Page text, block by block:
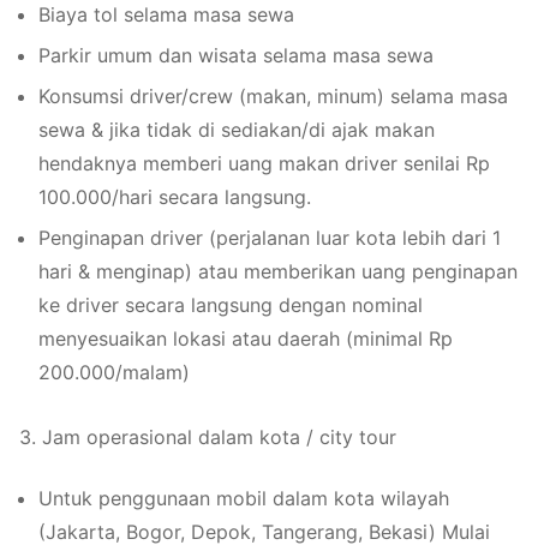
Biaya tol selama masa sewa
Parkir umum dan wisata selama masa sewa
Konsumsi driver/crew (makan, minum) selama masa
sewa & jika tidak di sediakan/di ajak makan
hendaknya memberi uang makan driver senilai Rp
100.000/hari secara langsung.
Penginapan driver (perjalanan luar kota lebih dari 1
hari & menginap) atau memberikan uang penginapan
ke driver secara langsung dengan nominal
menyesuaikan lokasi atau daerah (minimal Rp
200.000/malam)
3. Jam operasional dalam kota / city tour
Untuk penggunaan mobil dalam kota wilayah
(Jakarta, Bogor, Depok, Tangerang, Bekasi) Mulai